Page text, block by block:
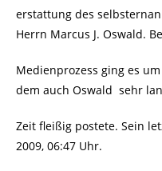
erstattung des
Herrn Marcus J. Oswald.
Medienprozess ging es
dem auch Oswald sehr
Zeit fleißig postete. Sein
2009, 06:47 Uhr.